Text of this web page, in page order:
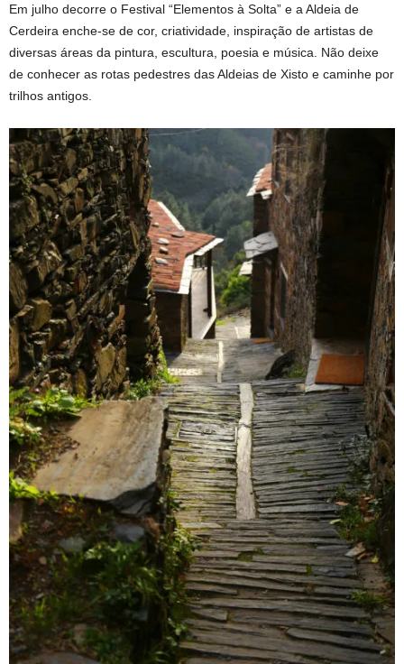
Em julho decorre o Festival “Elementos à Solta” e a Aldeia de
Cerdeira enche-se de cor, criatividade, inspiração de artistas de
diversas áreas da pintura, escultura, poesia e música. Não deixe
de conhecer as rotas pedestres das Aldeias de Xisto e caminhe por
trilhos antigos.